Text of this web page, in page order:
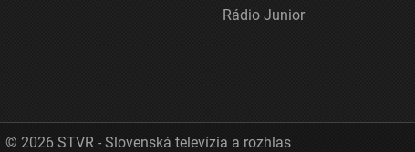
Rádio Junior
© 2026 STVR - Slovenská televízia a rozhlas